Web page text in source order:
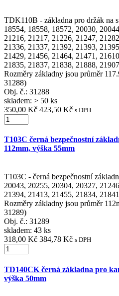
TDK110B - základna pro držák na
18554, 18558, 18572, 20030,
21216, 21217, 21226, 21247,
21336, 21337, 21392, 21393,
21429, 21456, 21464, 21471,
21835, 21837, 21838, 21888,
Rozměry základny jsou průměr
31288)
Obj. č.: 31288
skladem: > 50 ks
350,00 Kč 423,50 Kč s DPH
T103C černá bezpečnostní
112mm, výška 55mm
T103C - černá bezpečnostní
20043, 20255, 20304, 20327,
21394, 21413, 21455, 21834,
Rozměry základny jsou průměr
31289)
Obj. č.: 31289
skladem: 43 ks
318,00 Kč 384,78 Kč s DPH
TD140CK černá základna pro
výška 50mm